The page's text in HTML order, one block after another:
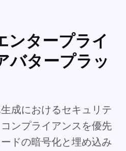
タープライ
バタープラッ
成におけるセキュリテ
ンプライアンスを優先
ドの暗号化と埋め込み